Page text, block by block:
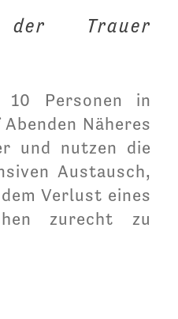
der Trauer
10 Personen in
Näheres
und nutzen die
Austausch,
Verlust eines
zurecht zu